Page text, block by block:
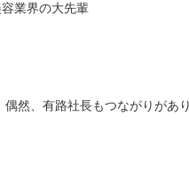
業界の大先輩
偶然、有路社長もつながりがあ